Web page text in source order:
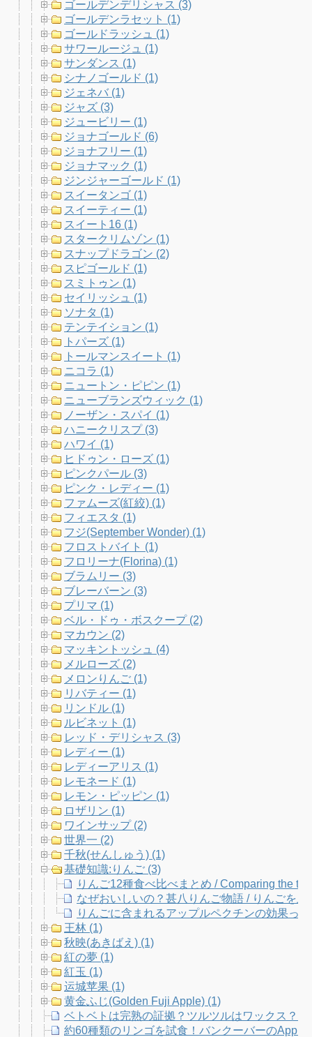
ゴールデンデリシャス (3)
ゴールデンラセット (1)
ゴールドラッシュ (1)
サワールージュ (1)
サンダンス (1)
シナノゴールド (1)
ジェネバ (1)
ジャズ (3)
ジュービリー (1)
ジョナゴールド (6)
ジョナフリー (1)
ジョナマック (1)
ジンジャーゴールド (1)
スイータンゴ (1)
スイーティー (1)
スイート16 (1)
スタークリムゾン (1)
スナップドラゴン (2)
スピゴールド (1)
スミトゥン (1)
セイリッシュ (1)
ソナタ (1)
テンテイション (1)
トパーズ (1)
トールマンスイート (1)
ニコラ (1)
ニュートン・ピピン (1)
ニューブランズウィック (1)
ノーザン・スパイ (1)
ハニークリスプ (3)
ハワイ (1)
ヒドゥン・ローズ (1)
ピンクパール (3)
ピンク・レディー (1)
ファムーズ(紅絞) (1)
フィエスタ (1)
フジ(September Wonder) (1)
フロストバイト (1)
フロリーナ(Florina) (1)
ブラムリー (3)
ブレーバーン (3)
プリマ (1)
ベル・ドゥ・ボスクープ (2)
マカウン (2)
マッキントッシュ (4)
メルローズ (2)
メロンりんご (1)
リバティー (1)
リンドル (1)
ルビネット (1)
レッド・デリシャス (3)
レディー (1)
レディーアリス (1)
レモネード (1)
レモン・ピッピン (1)
ロザリン (1)
ワインサップ (2)
世界一 (2)
千秋(せんしゅう) (1)
基礎知識:りんご (3)
りんご12種食べ比べまとめ / Comparing the
なぜおいしいの？甚八りんご物語 / りんごを
りんごに含まれるアップルペクチンの効果っ
王林 (1)
秋映(あきばえ) (1)
紅の夢 (1)
紅玉 (1)
运城苹果 (1)
黄金ふじ(Golden Fuji Apple) (1)
ベトベトは完熟の証拠？ツルツルはワックス？
約60種類のリンゴを試食！バンクーバーのApple